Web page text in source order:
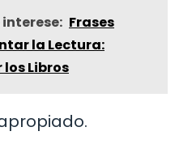
Frases
la Lectura:
los Libros